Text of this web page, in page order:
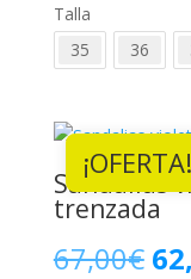
Talla
35
36
¡OFERTA!
Sandalias
trenzada
67,00€ El